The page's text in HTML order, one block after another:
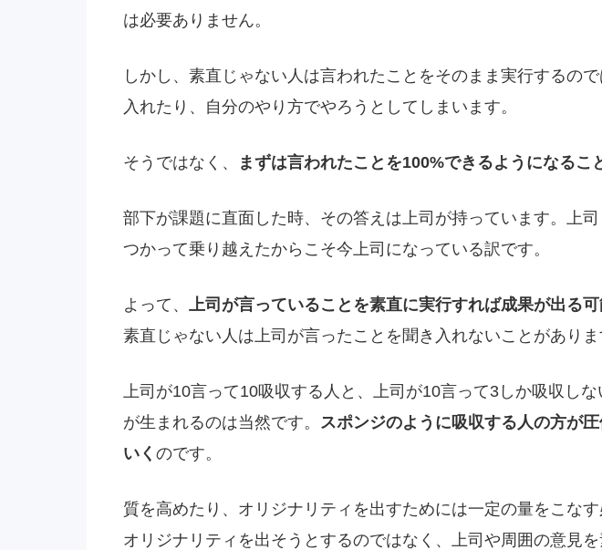
は必要ありません。
しかし、素直じゃない人は言われたことをそのまま実行するの
入れたり、自分のやり方でやろうとしてしまいます。
そうではなく、 まずは言われたことを100%できるようになるこ
部下が課題に直面した時、その答えは上司が持っています。上
つかって乗り越えたからこそ今上司になっている訳です。
よって、 上司が言っていることを素直に実行すれば成果が出る
素直じゃない人は上司が言ったことを聞き入れないことがありま
上司が10言って10吸収する人と、上司が10言って3しか吸収し
が生まれるのは当然です。
スポンジのように吸収する人の方が
いく のです。
質を高めたり、オリジナリティを出すためには一定の量をこな
オリジナリティを出そうとするのではなく、上司や周囲の意見